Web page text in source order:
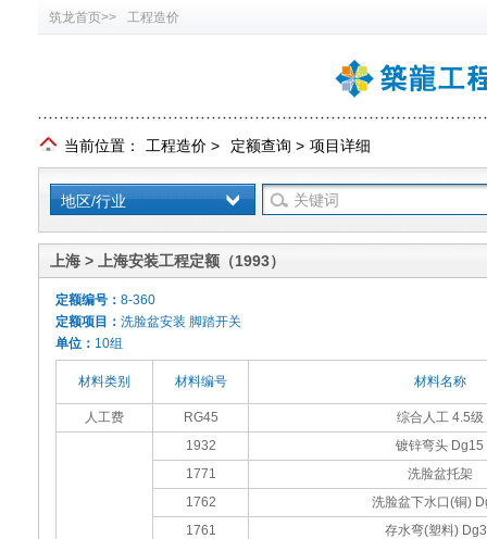
筑龙首页>> 工程造价
当前位置： 工程造价 > 定额查询 > 项目详细
地区/行业
上海 > 上海安装工程定额（1993）
定额编号： 8-360
定额项目： 洗脸盆安装 脚踏开关
单位： 10组
材料类别 材料编号 材料名称
人工费 RG45 综合人工 4.5级
1932
镀锌弯头 Dg15
1771
洗脸盆托架
1762
洗脸盆下水口(铜)
1761
存水弯(塑料)